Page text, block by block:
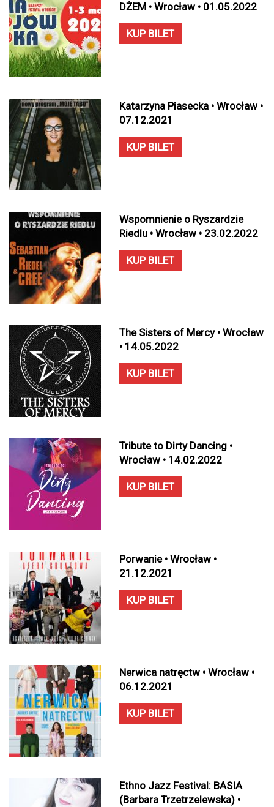
DŻEM • Wrocław • 01.05.2022
KUP BILET
Katarzyna Piasecka • Wrocław •
07.12.2021
KUP BILET
Wspomnienie o Ryszardzie
Riedlu • Wrocław • 23.02.2022
KUP BILET
The Sisters of Mercy • Wrocław
• 14.05.2022
KUP BILET
Tribute to Dirty Dancing •
Wrocław • 14.02.2022
KUP BILET
Porwanie • Wrocław •
21.12.2021
KUP BILET
Nerwica natręctw • Wrocław •
06.12.2021
KUP BILET
Ethno Jazz Festival: BASIA
(Barbara Trzetrzelewska) •